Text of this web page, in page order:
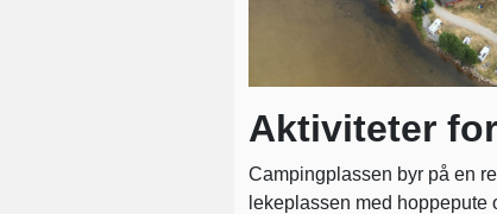
Aktiviteter
Campingplassen byr på en
lekeplassen med